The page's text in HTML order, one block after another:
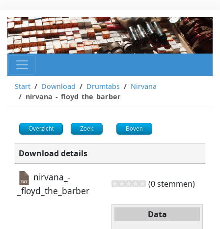
Start Download Drumtabs
Nirvana
nirvana_-_floyd_the_barber
Overzicht Zoek Boven
Download details
nirvana_-
_floyd_the_barber
(0 stemmen)
Data